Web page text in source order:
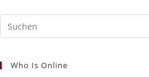
Who Is Online